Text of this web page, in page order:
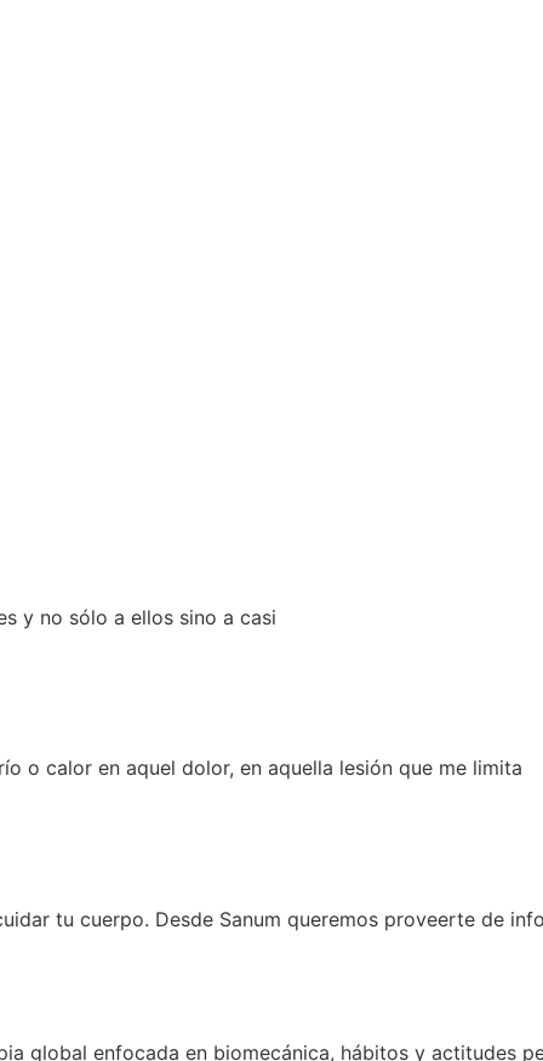
y no sólo a ellos sino a casi
o calor en aquel dolor, en aquella lesión que me limita
tu cuerpo. Desde Sanum queremos proveerte de
global enfocada en biomecánica, hábitos y actitudes